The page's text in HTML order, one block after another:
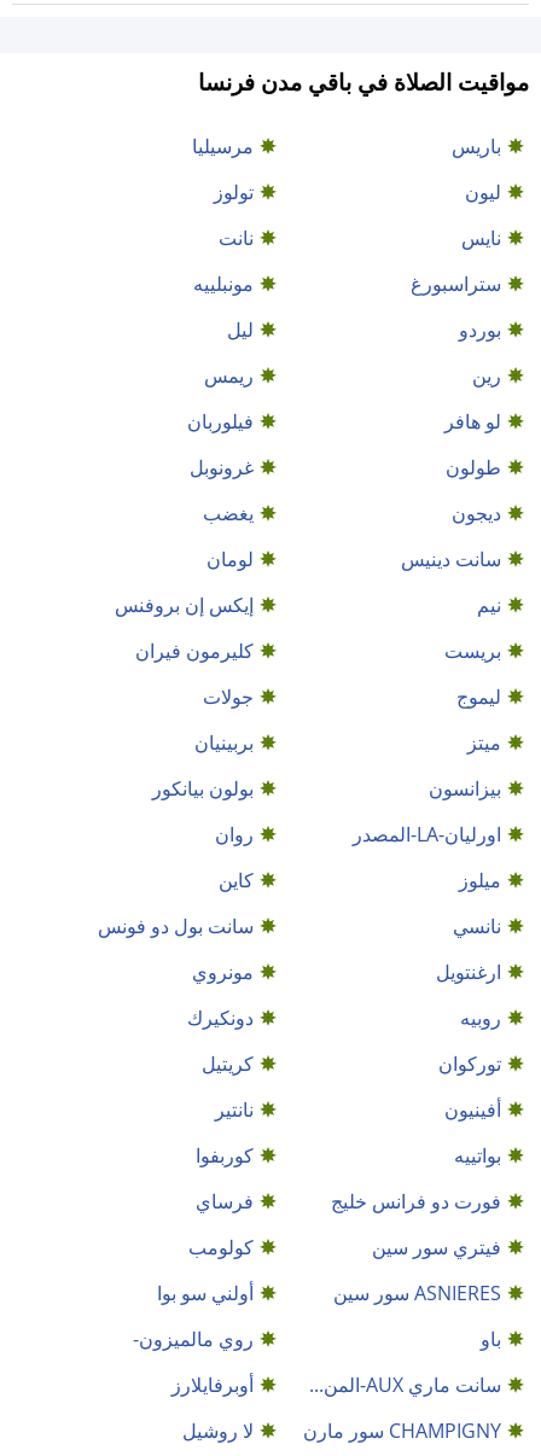
مواقيت الصلاة في باقي مدن فرنسا
باريس
مرسيليا
ليون
تولوز
نايس
نانت
ستراسبورغ
مونبلييه
بوردو
ليل
رين
ريمس
لو هافر
فيلوربان
طولون
غرونوبل
ديجون
يغضب
سانت دينيس
لومان
نيم
إيكس إن بروفنس
بريست
كليرمون فيران
ليموج
جولات
ميتز
بربينيان
بيزانسون
بولون بيانكور
اورليان-LA-المصدر
روان
ميلوز
كاين
نانسي
سانت بول دو فونس
ارغنتويل
مونروي
روبيه
دونكيرك
توركوان
كريتيل
أفينيون
نانتير
بواتييه
كوربفوا
فورت دو فرانس خليج
فرساي
فيتري سور سين
كولومب
ASNIERES سور سين
أولني سو بوا
باو
روي مالميزون-
سانت ماري AUX-المن...
أوبرفايلارز
CHAMPIGNY سور مارن
لا روشيل